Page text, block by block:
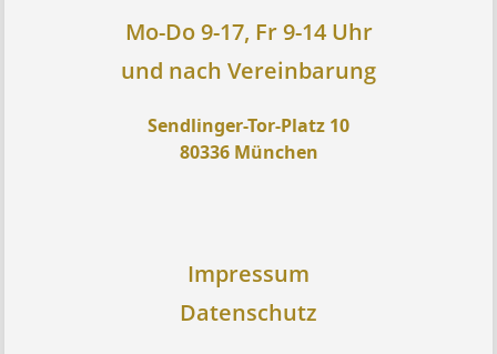
Mo-Do 9-17, Fr 9-14 Uhr
und nach Vereinbarung
Sendlinger-Tor-Platz 10
80336 München
Impressum
Datenschutz